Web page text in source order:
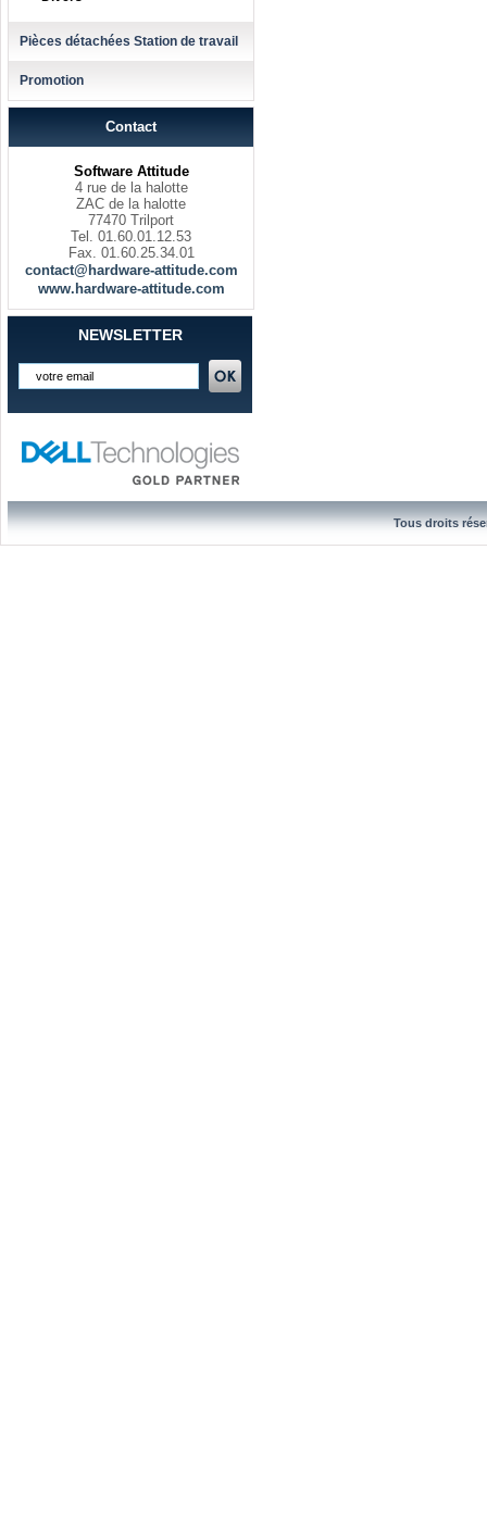
Pièces détachées Station de travail
Promotion
Contact
Software Attitude
4 rue de la halotte
ZAC de la halotte
77470 Trilport
Tel. 01.60.01.12.53
Fax. 01.60.25.34.01
contact@hardware-attitude.com
www.hardware-attitude.com
NEWSLETTER
Tous droits